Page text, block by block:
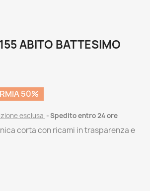
ABITO BATTESIMO
50%
esclusa Spedito entro 24 ore
corta con ricami in trasparenza e